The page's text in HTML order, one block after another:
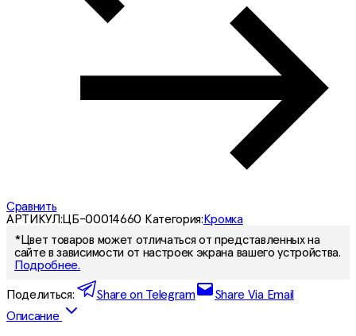
Сравнить
АРТИКУЛ:ЦБ-00014660 Категория: Кромка
*Цвет товаров может отличаться от представленных на
сайте в зависимости от настроек экрана вашего устройства.
Подробнее.
Поделиться: Share on Telegram
Share Via Email
Описание